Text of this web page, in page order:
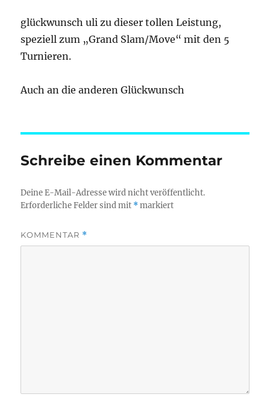
glückwunsch uli zu dieser tollen Leistung,
speziell zum „Grand Slam/Move“ mit den 5
Turnieren.
Auch an die anderen Glückwunsch
Schreibe einen Kommentar
Deine E-Mail-Adresse wird nicht veröffentlicht.
Erforderliche Felder sind mit *markiert
KOMMENTAR *